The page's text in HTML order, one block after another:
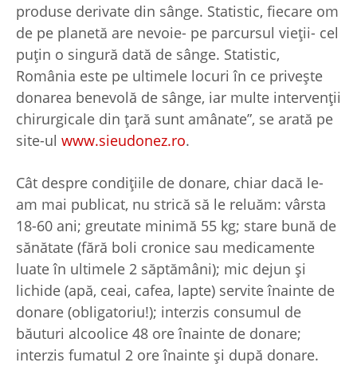
produse derivate din sânge. Statistic, fiecare om
de pe planetă are nevoie- pe parcursul vieții- cel
puțin o singură dată de sânge. Statistic,
România este pe ultimele locuri în ce privește
donarea benevolă de sânge, iar multe intervenții
chirurgicale din țară sunt amânate”, se arată pe
site-ul www.sieudonez.ro.
Cât despre condițiile de donare, chiar dacă le-
am mai publicat, nu strică să le reluăm: vârsta
18-60 ani; greutate minimă 55 kg; stare bună de
sănătate (fără boli cronice sau medicamente
luate în ultimele 2 săptămâni); mic dejun şi
lichide (apă, ceai, cafea, lapte) servite înainte de
donare (obligatoriu!); interzis consumul de
băuturi alcoolice 48 ore înainte de donare;
interzis fumatul 2 ore înainte şi după donare.